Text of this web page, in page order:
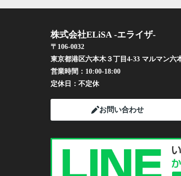
株式会社ELiSA -エライザ-
〒106-0032
東京都港区六本木３丁目4-33 マルマン六
営業時間： 10:00-18:00
定休日： 不定休
お問い合わせ